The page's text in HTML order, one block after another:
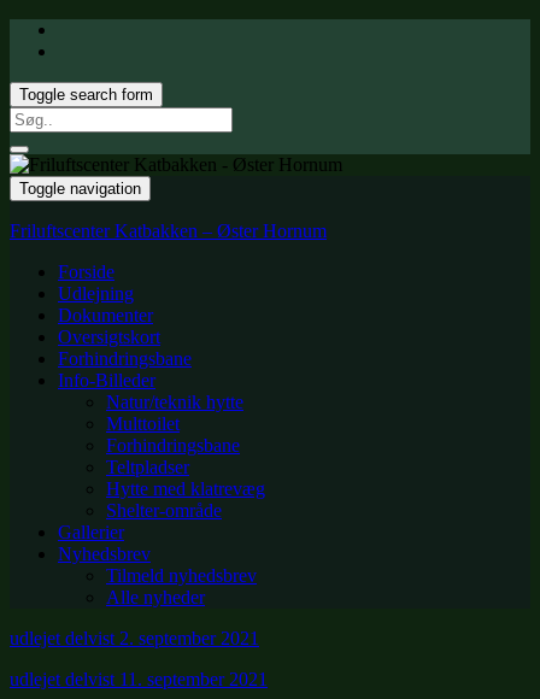
Toggle search form
Search
for:
Toggle navigation
Friluftscenter Katbakken – Øster Hornum
Forside
Udlejning
Dokumenter
Oversigtskort
Forhindringsbane
Info-Billeder
Natur/teknik hytte
Multtoilet
Forhindringsbane
Teltpladser
Hytte med klatrevæg
Shelter-område
Gallerier
Nyhedsbrev
Tilmeld nyhedsbrev
Alle nyheder
udlejet delvist 2. september 2021
udlejet delvist 11. september 2021